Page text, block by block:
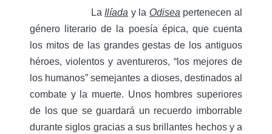
La Ilíada y la Odisea pertenecen al
género literario de la poesía épica, que cuenta
los mitos de las grandes gestas de los antiguos
héroes, violentos y aventureros, “los mejores de
los humanos” semejantes a dioses, destinados al
combate y la muerte. Unos hombres superiores
de los que se guardará un recuerdo imborrable
durante siglos gracias a sus brillantes hechos y a